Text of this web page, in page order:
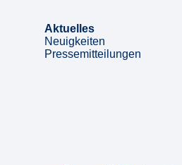
Aktuelles
Neuigkeiten
Pressemitteilungen